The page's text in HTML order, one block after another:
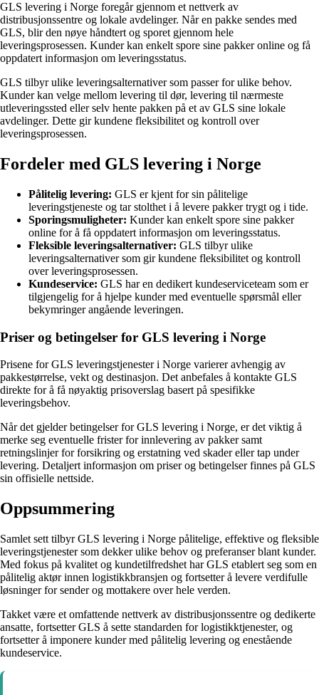
GLS levering i Norge foregår gjennom et nettverk av
distribusjonssentre og lokale avdelinger. Når en pakke sendes med
GLS, blir den nøye håndtert og sporet gjennom hele
leveringsprosessen. Kunder kan enkelt spore sine pakker online og få
oppdatert informasjon om leveringsstatus.
GLS tilbyr ulike leveringsalternativer som passer for ulike behov.
Kunder kan velge mellom levering til dør, levering til nærmeste
utleveringssted eller selv hente pakken på et av GLS sine lokale
avdelinger. Dette gir kundene fleksibilitet og kontroll over
leveringsprosessen.
Fordeler med GLS levering i Norge
Pålitelig levering: GLS er kjent for sin pålitelige
leveringstjeneste og tar stolthet i å levere pakker trygt og i tide.
Sporingsmuligheter: Kunder kan enkelt spore sine pakker
online for å få oppdatert informasjon om leveringsstatus.
Fleksible leveringsalternativer: GLS tilbyr ulike
leveringsalternativer som gir kundene fleksibilitet og kontroll
over leveringsprosessen.
Kundeservice: GLS har en dedikert kundeserviceteam som er
tilgjengelig for å hjelpe kunder med eventuelle spørsmål eller
bekymringer angående leveringen.
Priser og betingelser for GLS levering i Norge
Prisene for GLS leveringstjenester i Norge varierer avhengig av
pakkestørrelse, vekt og destinasjon. Det anbefales å kontakte GLS
direkte for å få nøyaktig prisoverslag basert på spesifikke
leveringsbehov.
Når det gjelder betingelser for GLS levering i Norge, er det viktig å
merke seg eventuelle frister for innlevering av pakker samt
retningslinjer for forsikring og erstatning ved skader eller tap under
levering. Detaljert informasjon om priser og betingelser finnes på GLS
sin offisielle nettside.
Oppsummering
Samlet sett tilbyr GLS levering i Norge pålitelige, effektive og fleksible
leveringstjenester som dekker ulike behov og preferanser blant kunder.
Med fokus på kvalitet og kundetilfredshet har GLS etablert seg som en
pålitelig aktør innen logistikkbransjen og fortsetter å levere verdifulle
løsninger for sender og mottakere over hele verden.
Takket være et omfattende nettverk av distribusjonssentre og dedikerte
ansatte, fortsetter GLS å sette standarden for logistikktjenester, og
fortsetter å imponere kunder med pålitelig levering og enestående
kundeservice.